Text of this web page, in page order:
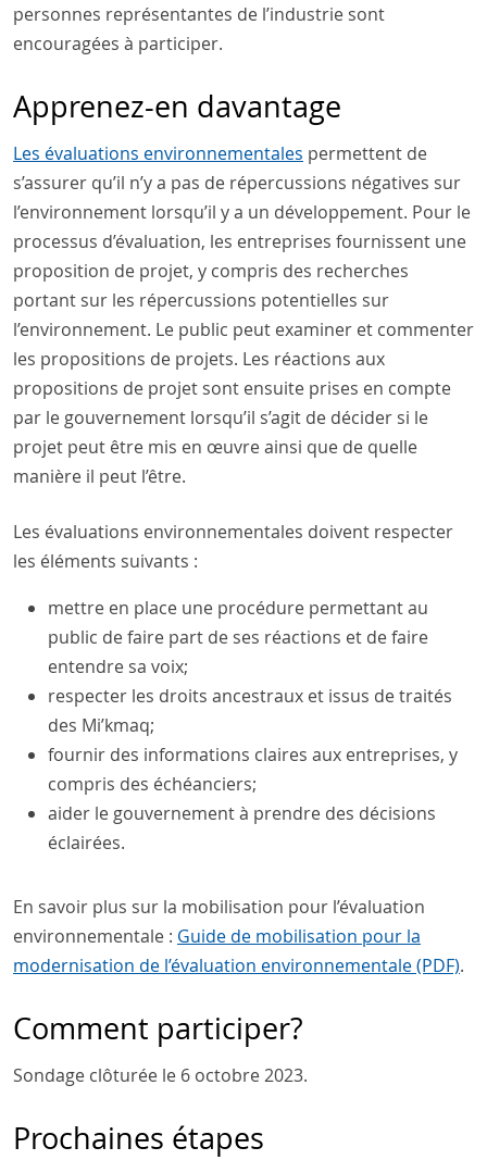
personnes représentantes de l’industrie sont
encouragées à participer.
Apprenez-en davantage
Les évaluations environnementales permettent de
s’assurer qu’il n’y a pas de répercussions négatives sur
l’environnement lorsqu’il y a un développement. Pour le
processus d’évaluation, les entreprises fournissent une
proposition de projet, y compris des recherches
portant sur les répercussions potentielles sur
l’environnement. Le public peut examiner et commenter
les propositions de projets. Les réactions aux
propositions de projet sont ensuite prises en compte
par le gouvernement lorsqu’il s’agit de décider si le
projet peut être mis en œuvre ainsi que de quelle
manière il peut l’être.
Les évaluations environnementales doivent respecter
les éléments suivants :
mettre en place une procédure permettant au
public de faire part de ses réactions et de faire
entendre sa voix;
respecter les droits ancestraux et issus de traités
des Mi’kmaq;
fournir des informations claires aux entreprises, y
compris des échéanciers;
aider le gouvernement à prendre des décisions
éclairées.
En savoir plus sur la mobilisation pour l’évaluation
environnementale : Guide de mobilisation pour la
modernisation de l’évaluation environnementale (PDF).
Comment participer?
Sondage clôturée le 6 octobre 2023.
Prochaines étapes